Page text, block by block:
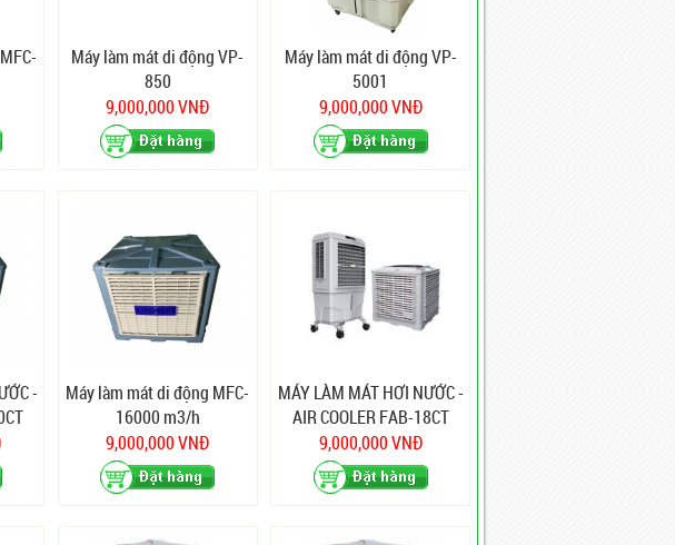
Máy làm mát di động VP-
850
9,000,000 VNĐ
Máy làm mát di động VP-
5001
9,000,000 VNĐ
-
Máy làm mát di động MFC-
16000 m3/h
9,000,000 VNĐ
MÁY LÀM MÁT HƠI NƯỚC -
AIR COOLER FAB-18CT
(Hướng thổi ngang)
9,000,000 VNĐ